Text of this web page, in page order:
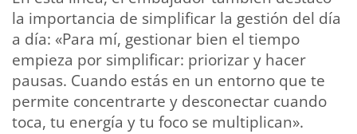
la importancia de simplificar la gestión del día
a día: «Para mí, gestionar bien el tiempo
empieza por simplificar: priorizar y hacer
pausas. Cuando estás en un entorno que te
permite concentrarte y desconectar cuando
toca, tu energía y tu foco se multiplican».